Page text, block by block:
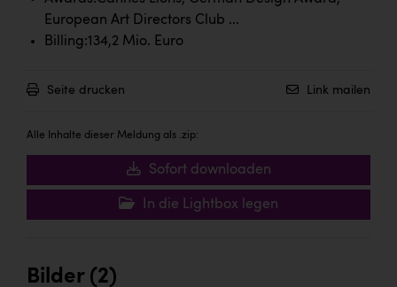
European Art Directors Club ...
Billing:134,2 Mio. Euro
Seite drucken Link mailen
Alle Inhalte dieser Meldung als .zip:
Sofort downloaden
In die Lightbox legen
Bilder (2)